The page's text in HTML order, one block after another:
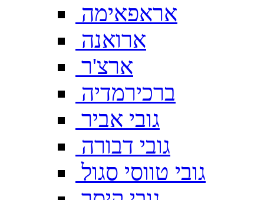
אראפאימה
ארואנה
ארצ'ר
ברכירמדיה
גובי אביר
גובי דבורה
גובי טווסי סגול